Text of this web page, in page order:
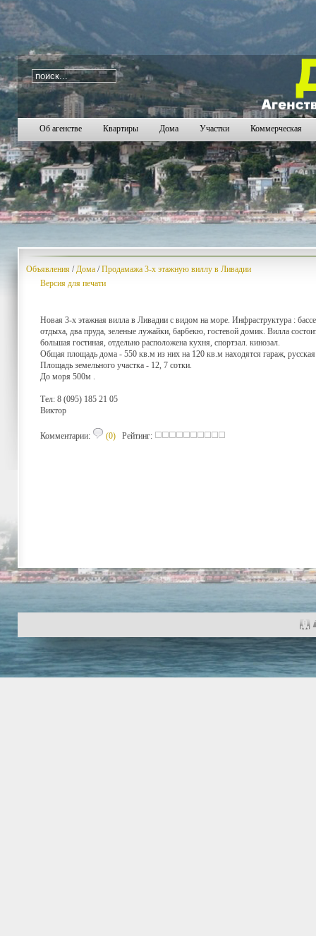
i=372
23312332 2333 2335 2336 2337
Об агенстве Квартиры Дома Участки Коммерческая
Объявления /Дома /Продамажа 3-х этажную виллу в Ливадии
Версия для печати
Новая 3-х этажная вилла в Ливадии с видом на море. Инфраструктура :
отдыха, два пруда, зеленые лужайки, барбекю, гостевой домик. Вилла
большая гостиная, отдельно расположена кухня, спортзал. кинозал.
Общая площадь дома - 550 кв.м из них на 120 кв.м находятся гараж,
Площадь земельного участка - 12, 7 сотки.
До моря 500м .
Тел: 8 (095) 185 21 05
Виктор
Комментарии: (0) Рейтинг: